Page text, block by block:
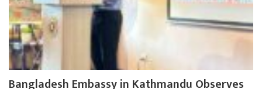
Bangladesh Embassy in Kathmandu Observes